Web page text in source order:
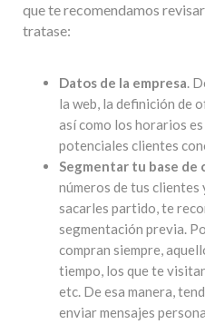
que te recomendamos
tratase:
Datos de la empresa.
la web, la definición de
así como los horarios
potenciales clientes
Segmentar tu base de
números de tus
sacarles partido, te
segmentación previa.
compran siempre,
tiempo, los que te
etc. De esa manera,
enviar mensajes